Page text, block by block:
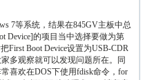
7等系统，结果在845GV主板中总
Device]的项目当中选择要做为第
First Boot Device设置为USB-CDR
多观察就可以发现问题所在。同
喜欢在DOS下使用fdisk命令，for